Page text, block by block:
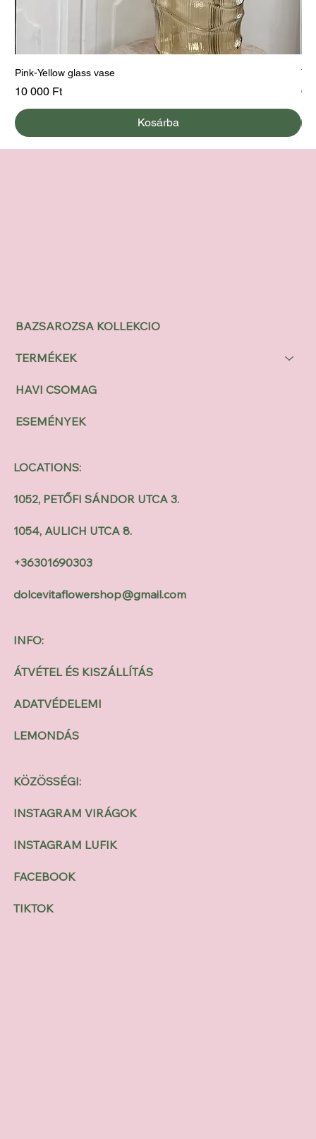
Pink-Yellow glass vase
Ár
10 000 Ft
Kosárba
Ár
BAZSAROZSA KOLLEKCIO
TERMÉKEK
HAVI CSOMAG
ESEMÉNYEK
INFO:
ÁTVÉTEL ÉS KISZÁLLÍTÁS
ADATVÉDELEMI
LEMONDÁS
KÖZÖSSÉGI:
INSTAGRAM VIRÁGOK
INSTAGRAM LUFIK
FACEBOOK
TIKTOK
LOCATIONS:
1052, PETŐFI SÁNDOR UTCA 3.
1054, AULICH UTCA 8.
+36301690303
dolcevitaflowershop@gmail.com